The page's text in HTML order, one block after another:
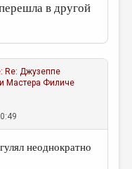
в другой
Re: Джузеппе
Мастера Филиче
неоднократно